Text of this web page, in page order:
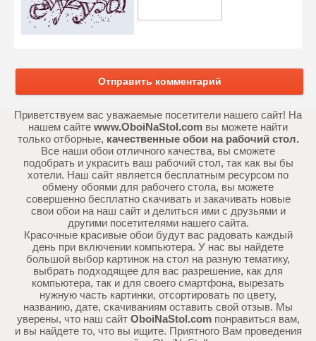
Отправить комментарий
Приветствуем вас уважаемые посетители нашего сайт! На
нашем сайте www.OboiNaStol.com вы можете найти
только отборные, качественные обои на рабочий стол.
Все наши обои отличного качества, вы сможете
подобрать и украсить ваш рабочий стол, так как вы бы
хотели. Наш сайт является бесплатным ресурсом по
обмену обоями для рабочего стола, вы можете
совершенно бесплатно скачивать и закачивать новые
свои обои на наш сайт и делиться ими с друзьями и
другими посетителями нашего сайта.
Красочные красивые обои будут вас радовать каждый
день при включении компьютера. У нас вы найдете
большой выбор картинок на стол на разную тематику,
выбрать подходящее для вас разрешение, как для
компьютера, так и для своего смартфона, вырезать
нужную часть картинки, отсортировать по цвету,
названию, дате, скачиваниям оставить свой отзыв. Мы
уверены, что наш сайт OboiNaStol.comпонравиться вам,
и вы найдете то, что вы ищите. Приятного Вам проведения